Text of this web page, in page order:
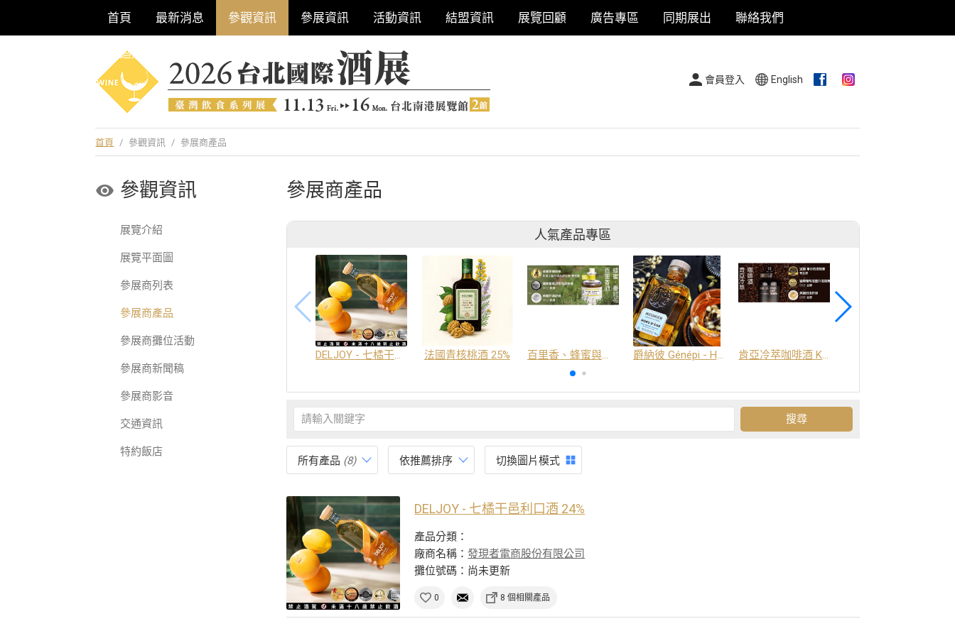
首頁 最新消息 參觀資訊 參展資訊 活動資訊 結盟資訊 展覽回顧 廣告專區 同期展出 聯絡我們
巡迴酒展系列
會員登入 English
首頁 / 參觀資訊 / 參展商產品
參觀資訊
展覽介紹
展覽平面圖
參展商列表
參展商產品
參展商攤位活動
參展商新聞稿
參展商影音
交通資訊
特約飯店
參展商產品
人氣產品專區
DELJOY - 七橘干邑利口酒 24% 法國青核桃酒 25% 百里香、蜂蜜與番紅花酒 爵納彼 Génépi - Hors d'Age (橡木桶陳釀) -阿爾卑斯山草本酒 肯亞冷萃咖啡酒 Kenya Coffee Brew
所有產品 (8) 依推薦排序 切換圖片模式
DELJOY - 七橘干邑利口酒 24%
產品分類：
廠商名稱：發現者電商股份有限公司
攤位號碼：尚未更新
0 8 個相關產品